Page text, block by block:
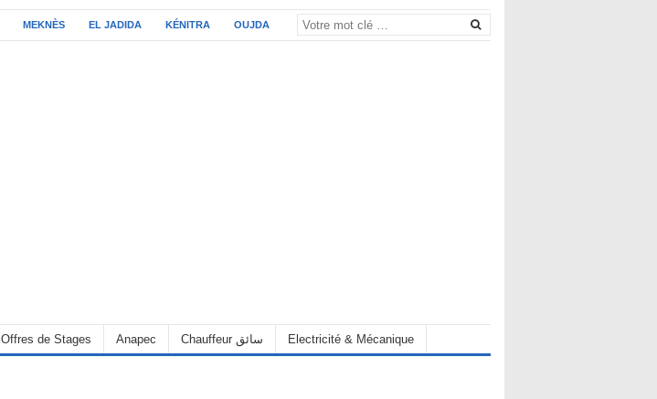
MEKNÈS EL JADIDA KÉNITRA OUJDA
Offres de Stages Anapec Chauffeur سائق Electricité & Mécanique